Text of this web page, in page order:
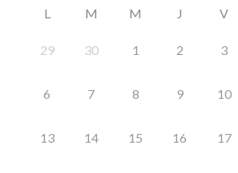
L M M J V
29 30 1 2 3
6 7 8 9 10
13 14 15 16 17